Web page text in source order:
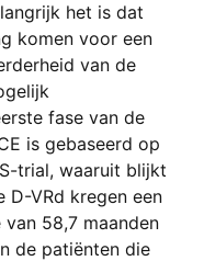
het is dat
komen voor een
van de
fase van de
is gebaseerd op
trial, waaruit blijkt
D-VRd kregen een
58,7 maanden
de patiënten die